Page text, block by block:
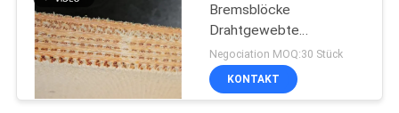
Bremsblöcke
Drahtgewebte
Bremsblöcke für
Ölbrunnen
Negociation MOQ:30 Stück
KONTAKT